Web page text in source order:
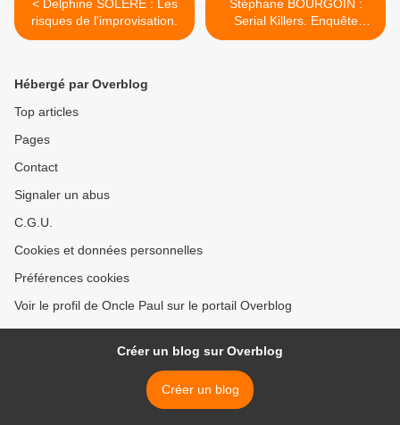
< Delphine SOLERE : Les
risques de l'improvisation.
Stéphane BOURGOIN :
Serial Killers. Enquête
mondiale sur les tueurs en
Hébergé par Overblog
Top articles
Pages
Contact
Signaler un abus
C.G.U.
Cookies et données personnelles
Préférences cookies
Voir le profil de Oncle Paul sur le portail Overblog
Créer un blog sur Overblog
Créer un blog